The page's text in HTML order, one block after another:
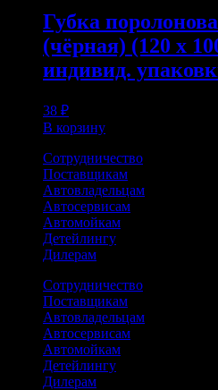
Губка
(чёрная) (120 x
индивид.
38 ₽
В корзину
Сотрудничество
Поставщикам
Автовладельцам
Автосервисам
Автомойкам
Детейлингу
Дилерам
Сотрудничество
Поставщикам
Автовладельцам
Автосервисам
Автомойкам
Детейлингу
Дилерам